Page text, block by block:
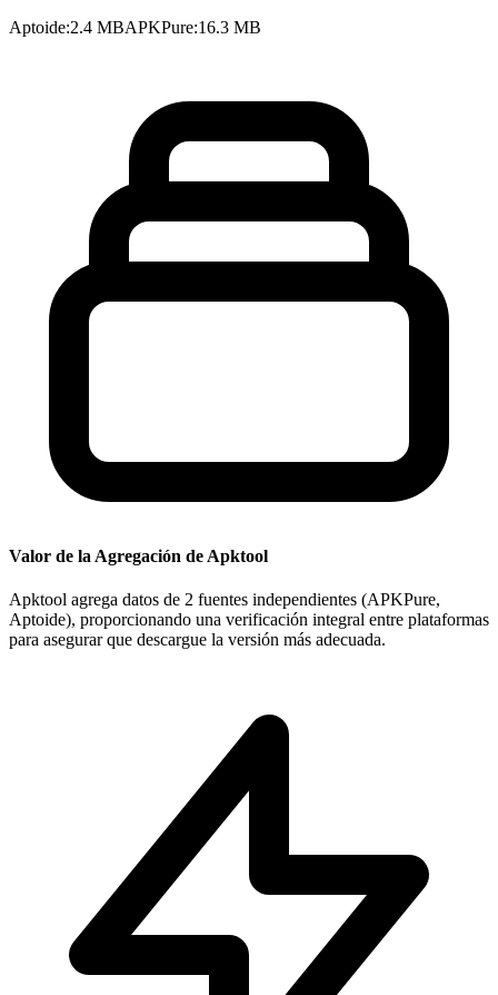
Aptoide:2.4 MBAPKPure:16.3 MB
Valor de la Agregación de Apktool
Apktool agrega datos de 2 fuentes independientes (APKPure,
Aptoide), proporcionando una verificación integral entre plataformas
para asegurar que descargue la versión más adecuada.